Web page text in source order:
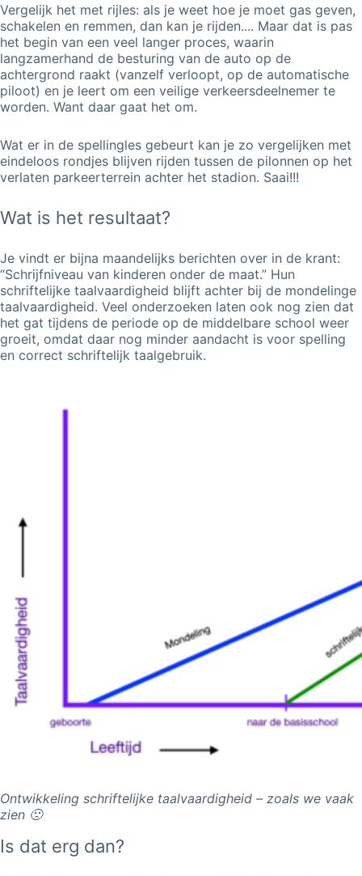
Vergelijk het met rijles: als je weet hoe je moet gas geven,
schakelen en remmen, dan kan je rijden.... Maar dat is pas
het begin van een veel langer proces, waarin
langzamerhand de besturing van de auto op de
achtergrond raakt (vanzelf verloopt, op de automatische
piloot) en je leert om een veilige verkeersdeelnemer te
worden. Want daar gaat het om.
Wat er in de spellingles gebeurt kan je zo vergelijken met
eindeloos rondjes blijven rijden tussen de pilonnen op het
verlaten parkeerterrein achter het stadion. Saai!!!
Wat is het resultaat?
Je vindt er bijna maandelijks berichten over in de krant:
“Schrijfniveau van kinderen onder de maat.” Hun
schriftelijke taalvaardigheid blijft achter bij de mondelinge
taalvaardigheid. Veel onderzoeken laten ook nog zien dat
het gat tijdens de periode op de middelbare school weer
groeit, omdat daar nog minder aandacht is voor spelling
en correct schriftelijk taalgebruik.
Ontwikkeling schriftelijke taalvaardigheid – zoals we vaak
zien 🙁
Is dat erg dan?